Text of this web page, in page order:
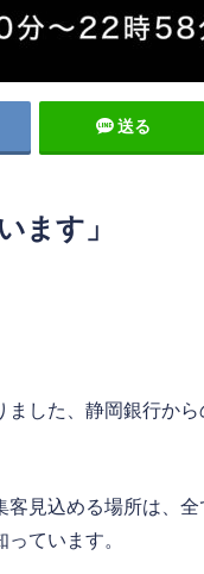
送る
ます」
した、静岡銀行か
見込める場所は、
ています。